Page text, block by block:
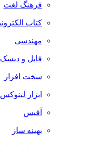
فرهنگ لغت
کتاب الکترونیک
مهندسی
فایل و دیسک
سخت افزار
ابزار لینوکس
آفیس
بهینه ساز